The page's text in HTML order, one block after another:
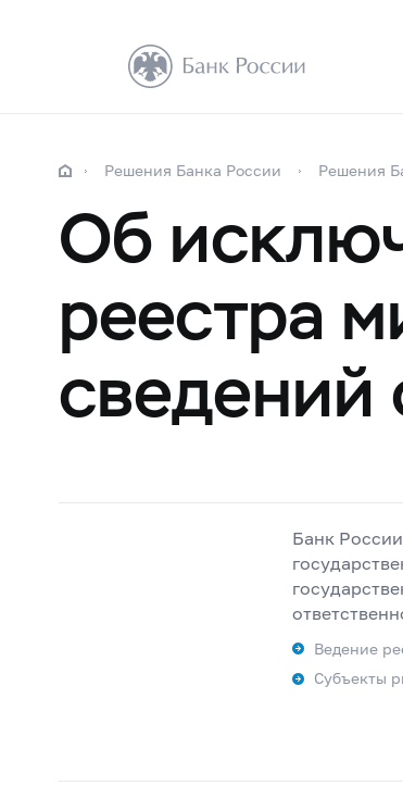
Решения Банка России Решения
Об
реестра
Банк
Ведение
Субъекты